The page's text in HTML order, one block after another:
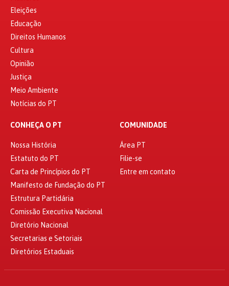
Eleições
Educação
Direitos Humanos
Cultura
Opinião
Justiça
Meio Ambiente
Notícias do PT
CONHEÇA O PT
Nossa História
Estatuto do PT
Carta de Princípios do PT
Manifesto de Fundação do PT
Estrutura Partidária
Comissão Executiva Nacional
Diretório Nacional
Secretarias e Setoriais
Diretórios Estaduais
COMUNIDADE
Área PT
Filie-se
Entre em contato